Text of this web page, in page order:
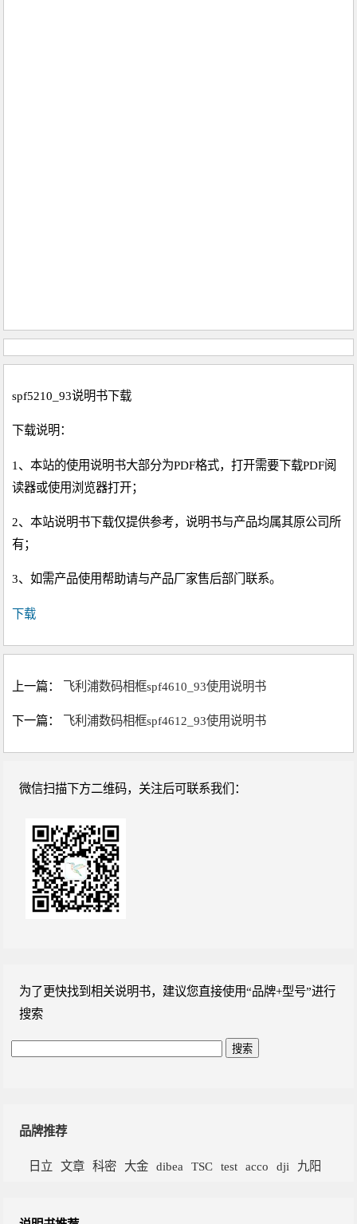
spf5210_93说明书下载
下载说明：
1、本站的使用说明书大部分为PDF格式，打开需要下载PDF阅
读器或使用浏览器打开；
2、本站说明书下载仅提供参考，说明书与产品均属其原公司所
有；
3、如需产品使用帮助请与产品厂家售后部门联系。
下载
上一篇： 飞利浦数码相框spf4610_93使用说明书
下一篇： 飞利浦数码相框spf4612_93使用说明书
微信扫描下方二维码，关注后可联系我们：
为了更快找到相关说明书，建议您直接使用“品牌+型号”进行
搜索
品牌推荐
日立 文章 科密 大金 dibea TSC test acco dji 九阳